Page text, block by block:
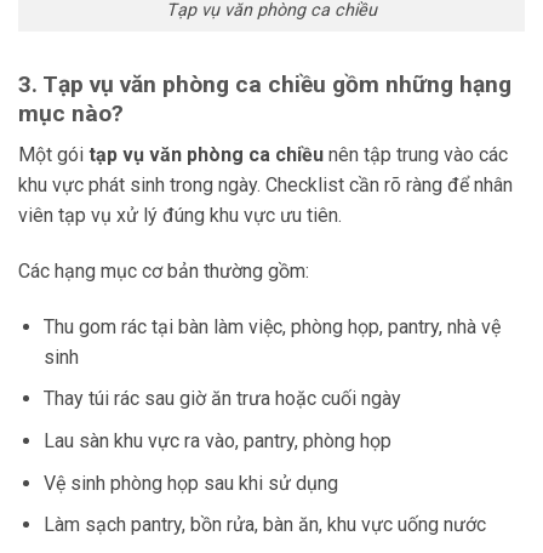
Tạp vụ văn phòng ca chiều
3. Tạp vụ văn phòng ca chiều gồm những hạng
mục nào?
Một gói tạp vụ văn phòng ca chiều nên tập trung vào các
khu vực phát sinh trong ngày. Checklist cần rõ ràng để nhân
viên tạp vụ xử lý đúng khu vực ưu tiên.
Các hạng mục cơ bản thường gồm:
Thu gom rác tại bàn làm việc, phòng họp, pantry, nhà vệ
sinh
Thay túi rác sau giờ ăn trưa hoặc cuối ngày
Lau sàn khu vực ra vào, pantry, phòng họp
Vệ sinh phòng họp sau khi sử dụng
Làm sạch pantry, bồn rửa, bàn ăn, khu vực uống nước